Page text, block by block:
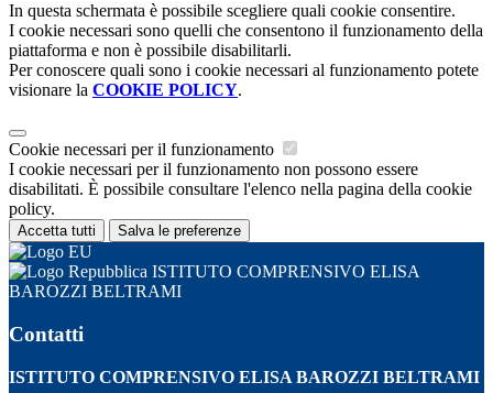
In questa schermata è possibile scegliere quali cookie consentire.
I cookie necessari sono quelli che consentono il funzionamento della
piattaforma e non è possibile disabilitarli.
Per conoscere quali sono i cookie necessari al funzionamento potete
visionare la COOKIE POLICY.
Cookie necessari per il funzionamento
I cookie necessari per il funzionamento non possono essere
disabilitati. È possibile consultare l'elenco nella pagina della cookie
policy.
Accetta tutti Salva le preferenze
ISTITUTO COMPRENSIVO ELISA
BAROZZI BELTRAMI
Contatti
ISTITUTO COMPRENSIVO ELISA BAROZZI BELTRAMI